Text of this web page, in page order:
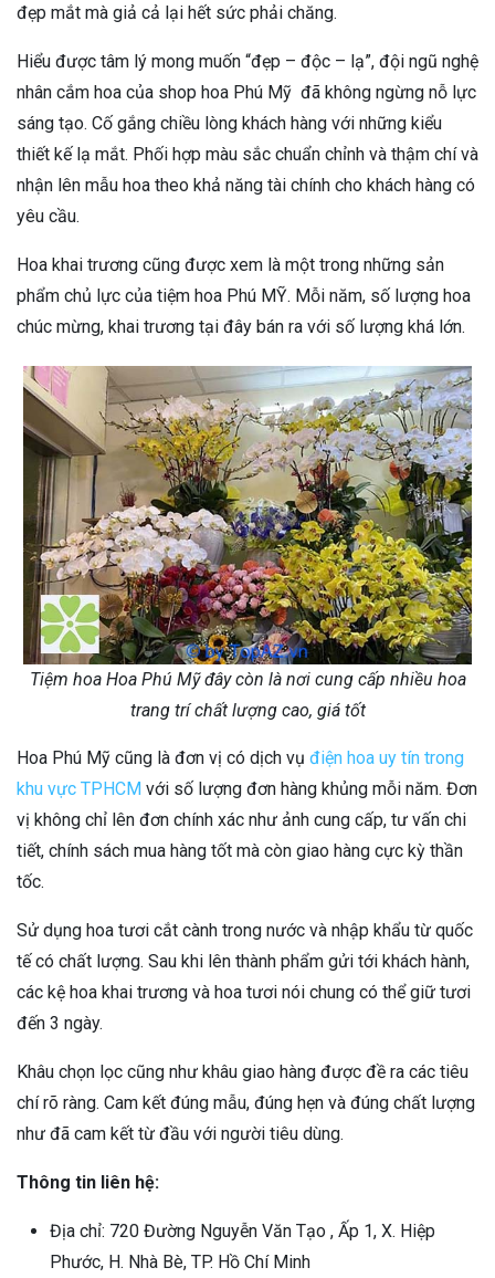
đẹp mắt mà giả cả lại hết sức phải chăng.
Hiểu được tâm lý mong muốn “đẹp – độc – lạ”, đội ngũ nghệ
nhân cắm hoa của shop hoa Phú Mỹ đã không ngừng nỗ lực
sáng tạo. Cố gắng chiều lòng khách hàng với những kiểu
thiết kế lạ mắt. Phối hợp màu sắc chuẩn chỉnh và thậm chí và
nhận lên mẫu hoa theo khả năng tài chính cho khách hàng có
yêu cầu.
Hoa khai trương cũng được xem là một trong những sản
phẩm chủ lực của tiệm hoa Phú MỸ. Mỗi năm, số lượng hoa
chúc mừng, khai trương tại đây bán ra với số lượng khá lớn.
Tiệm hoa Hoa Phú Mỹ đây còn là nơi cung cấp nhiều hoa
trang trí chất lượng cao, giá tốt
Hoa Phú Mỹ cũng là đơn vị có dịch vụ điện hoa uy tín trong
khu vực TPHCM với số lượng đơn hàng khủng mỗi năm. Đơn
vị không chỉ lên đơn chính xác như ảnh cung cấp, tư vấn chi
tiết, chính sách mua hàng tốt mà còn giao hàng cực kỳ thần
tốc.
Sử dụng hoa tươi cắt cành trong nước và nhập khẩu từ quốc
tế có chất lượng. Sau khi lên thành phẩm gửi tới khách hành,
các kệ hoa khai trương và hoa tươi nói chung có thể giữ tươi
đến 3 ngày.
Khâu chọn lọc cũng như khâu giao hàng được đề ra các tiêu
chí rõ ràng. Cam kết đúng mẫu, đúng hẹn và đúng chất lượng
như đã cam kết từ đầu với người tiêu dùng.
Thông tin liên hệ:
Địa chỉ: 720 Đường Nguyễn Văn Tạo , Ấp 1, X. Hiệp
Phước, H. Nhà Bè, TP. Hồ Chí Minh